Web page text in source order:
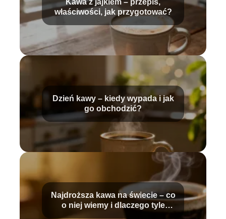
Kawa z jajkiem – przepis,
właściwości, jak przygotować?
Dzień kawy – kiedy wypada i jak
go obchodzić?
Najdroższa kawa na świecie – co
o niej wiemy i dlaczego tyle